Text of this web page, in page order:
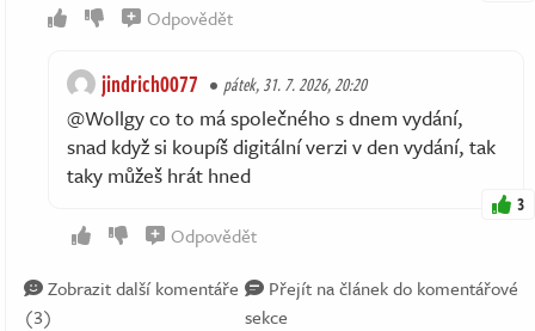
Odpovědět
jindrich0077 pátek, 31. 7. 2026, 20:20
@Wollgy co to má společného s dnem vydání,
snad když si koupíš digitální verzi v den vydání, tak
taky můžeš hrát hned
3
Odpovědět
Zobrazit další komentáře
(3)
Přejít na článek do komentářové
sekce